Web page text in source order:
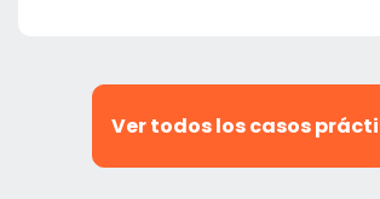
Ver todos los casos